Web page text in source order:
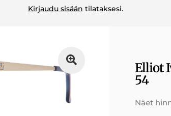
Kirjaudu sisään tilataksesi.
Elliot
54
Näet